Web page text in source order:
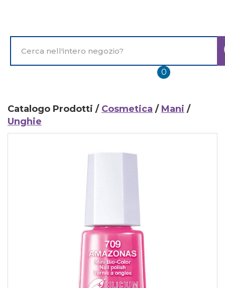
principale
Prodotto
0prodotti
inseriti
Catalogo Prodotti / Cosmetica / Mani /
Unghie